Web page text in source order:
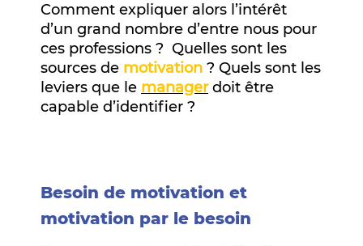
Comment expliquer alors l’intérêt
d’un grand nombre d’entre nous pour
ces professions ? Quelles sont les
sources de motivation ? Quels sont les
leviers que le managerdoit être
capable d’identifier ?
Besoin de motivation et
motivation par le besoin